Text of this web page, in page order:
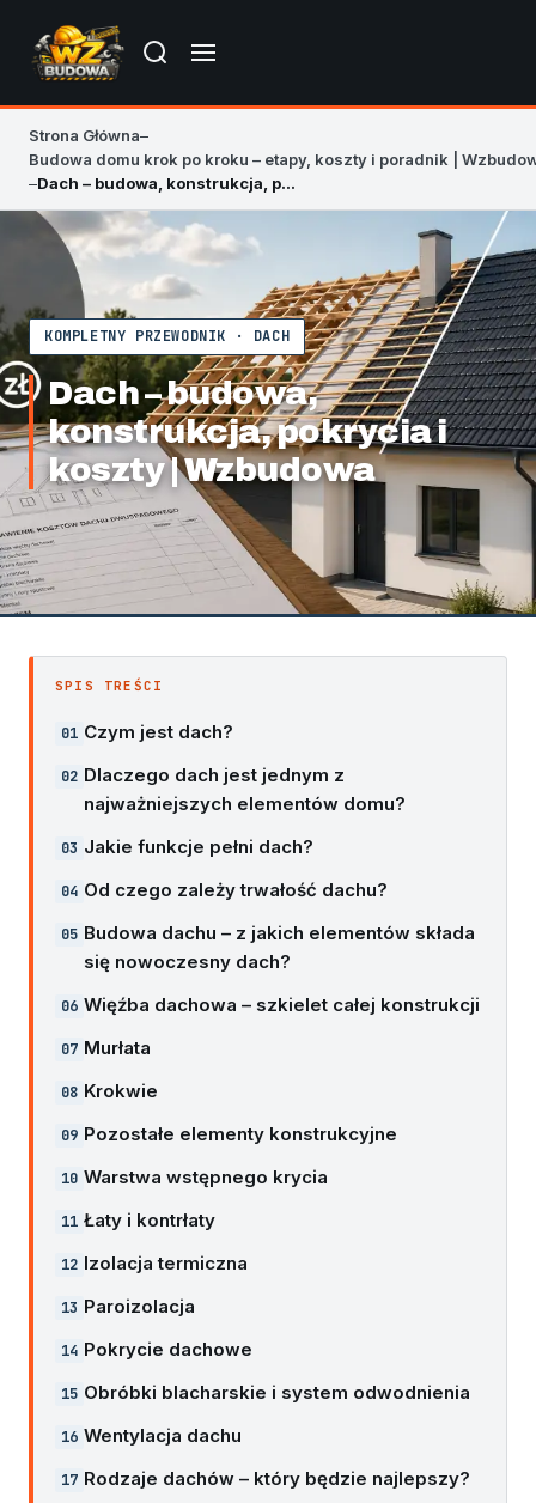
Strona Główna–
Budowa domu krok po kroku – etapy, koszty i poradnik |
–
Dach – budowa, konstrukcja, pokrycia i koszty | Wzbudowa
KOMPLETNY PRZEWODNIK · DACH
Dach – budowa,
konstrukcja, pokrycia i
koszty | Wzbudowa
SPIS TREŚCI
Czym jest dach?
Dlaczego dach jest jednym z
najważniejszych elementów domu?
Jakie funkcje pełni dach?
Od czego zależy trwałość dachu?
Budowa dachu – z jakich elementów składa
się nowoczesny dach?
Więźba dachowa – szkielet całej konstrukcji
Murłata
Krokwie
Pozostałe elementy konstrukcyjne
Warstwa wstępnego krycia
Łaty i kontrłaty
Izolacja termiczna
Paroizolacja
Pokrycie dachowe
Obróbki blacharskie i system odwodnienia
Wentylacja dachu
Rodzaje dachów – który będzie najlepszy?